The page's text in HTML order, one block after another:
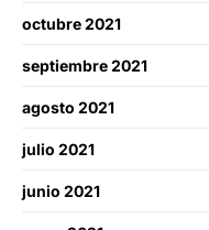
octubre 2021
septiembre 2021
agosto 2021
julio 2021
junio 2021